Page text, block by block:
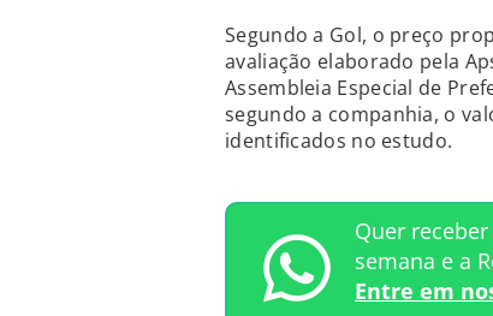
Segundo a Gol, o preço
avaliação elaborado pela
Assembleia Especial de
segundo a companhia, o
identificados no estudo.
Quer
semana e a
Entre em